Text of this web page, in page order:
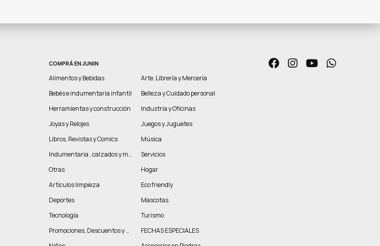
COMPRÁ EN JUNIN
Alimentos y Bebidas
Arte, Librería y Mercería
Bebés e indumentaria infantil
Belleza y Cuidado personal
Herramientas y construcción
Industria y Oficinas
Joyas y Relojes
Juegos y Juguetes
Libros, Revistas y Comics
Música
Indumentaria , calzados y marroquinería
Servicios
Otras
Hogar
Artículos limpieza
Eco friendly
Deportes
Mascotas
Tecnología
Turismo
Promociones, Descuentos y más
FECHAS ESPECIALES